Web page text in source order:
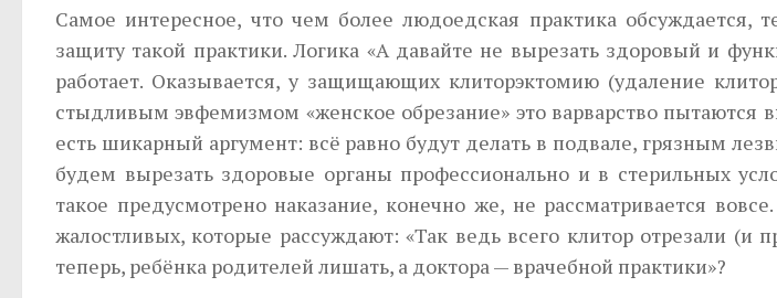
Самое интересное, что чем более людоедская практика обсуждается,
защиту такой практики. Логика «А давайте не вырезать здоровый и
работает. Оказывается, у защищающих клиторэктомию (удаление
стыдливым эвфемизмом «женское обрезание» это варварство пытаются
есть шикарный аргумент: всё равно будут делать в подвале, грязным
будем вырезать здоровые органы профессионально и в стерильных
такое предусмотрено наказание, конечно же, не рассматривается
жалостливых, которые рассуждают: «Так ведь всего клитор отрезали (и
теперь, ребёнка родителей лишать, а доктора — врачебной практики»?